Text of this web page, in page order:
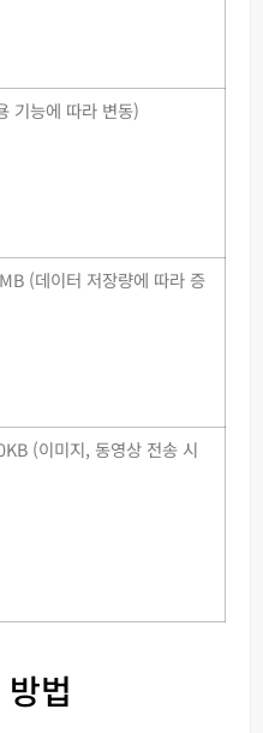
기능에 따라 변동)
(데이터 저장량에 따라 증
(이미지, 동영상 전송 시
법